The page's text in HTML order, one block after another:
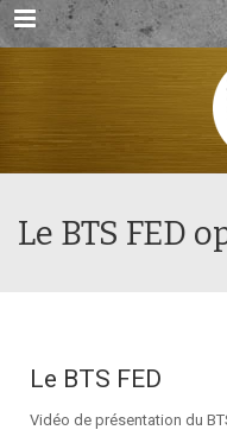
Rubriques
Le BTS FED
Le BTS FED
Vidéo de présentation du